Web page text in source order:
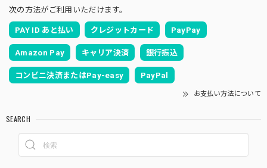
次の方法がご利用いただけます。
PAY ID あと払い クレジットカード PayPay
Amazon Pay キャリア決済 銀行振込
コンビニ決済またはPay-easy PayPal
お支払い方法について
SEARCH